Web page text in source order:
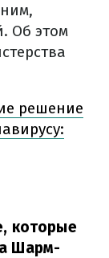
Об этом
решение
которые
Шарм-